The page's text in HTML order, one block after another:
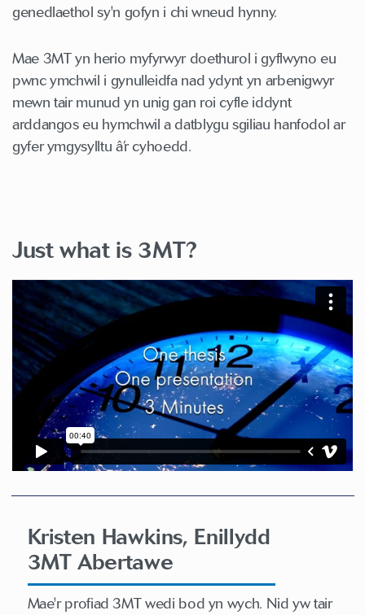
genedlaethol sy'n gofyn i chi wneud hynny.
Mae 3MT yn herio myfyrwyr doethurol i gyflwyno eu
pwnc ymchwil i gynulleidfa nad ydynt yn arbenigwyr
mewn tair munud yn unig gan roi cyfle iddynt
arddangos eu hymchwil a datblygu sgiliau hanfodol ar
gyfer ymgysylltu â’r cyhoedd.
Just what is 3MT?
Kristen Hawkins, Enillydd
3MT Abertawe
Mae'r profiad 3MT wedi bod yn wych. Nid yw tair